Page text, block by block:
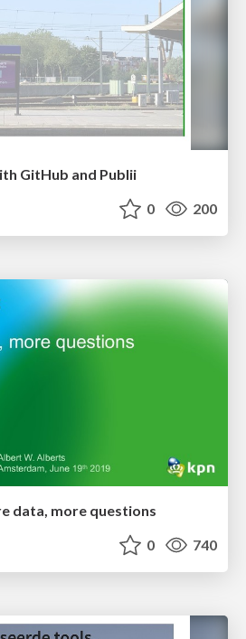
GitHub and Publii
0 200
data, more questions
0 740